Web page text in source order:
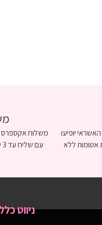
יופיעו
אטומות ללא
ניווט